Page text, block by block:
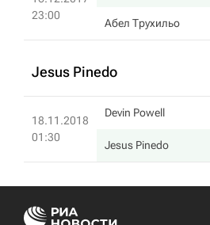
23:00
Абел Трухильо
Jesus Pinedo
18.11.2018
01:30
Devin Powell
Jesus Pinedo